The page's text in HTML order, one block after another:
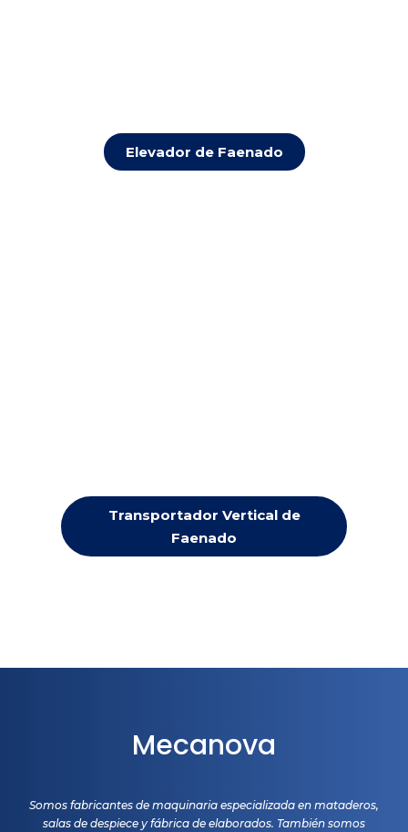
Elevador de Faenado
Transportador Vertical de
Faenado
Mecanova
Somos fabricantes de maquinaria especializada en mataderos,
salas de despiece y fábrica de elaborados. También somos